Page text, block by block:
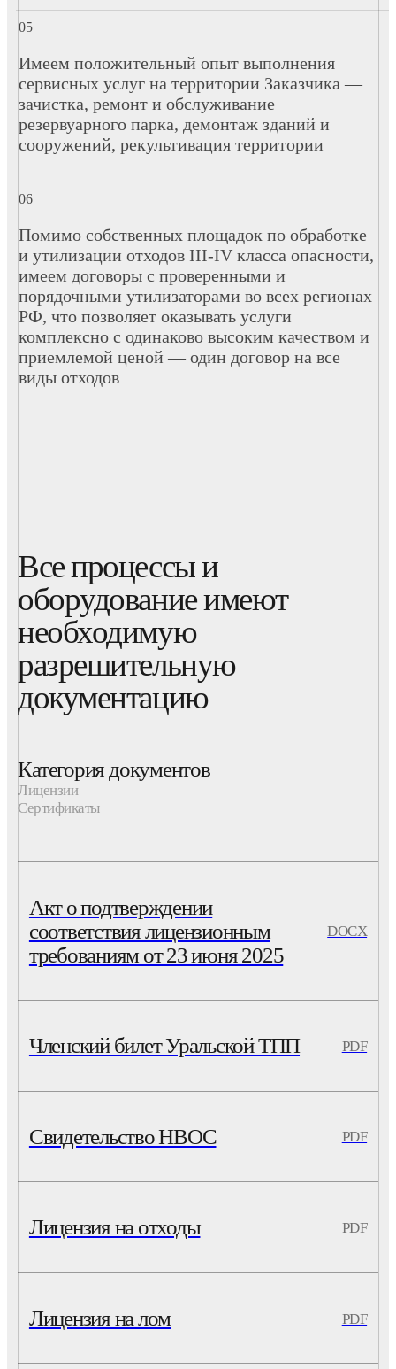
Имеем положительный опыт выполнения
сервисных услуг на территории Заказчика —
зачистка, ремонт и обслуживание
резервуарного парка, демонтаж зданий и
сооружений, рекультивация территории
Помимо собственных площадок по обработке
и утилизации отходов III-IV класса опасности,
имеем договоры с проверенными и
порядочными утилизаторами во всех регионах
РФ, что позволяет оказывать услуги
комплексно с одинаково высоким качеством и
приемлемой ценой — один договор на все
виды отходов
Все процессы и
оборудование имеют
необходимую
разрешительную
документацию
Категория документов
Лицензии
Сертификаты
Акт о подтверждении
соответствия лицензионным
требованиям от 23 июня 2025
DOCX
Членский билет Уральской ТПП PDF
Свидетельство НВОС PDF
Лицензия на отходы PDF
Лицензия на лом PDF